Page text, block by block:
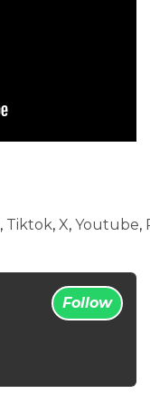
, Tiktok, X, Youtube,
Follow